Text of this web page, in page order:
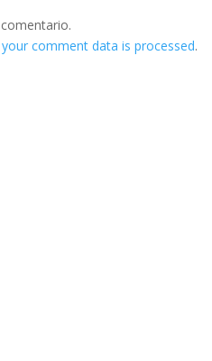
comment data is processed.